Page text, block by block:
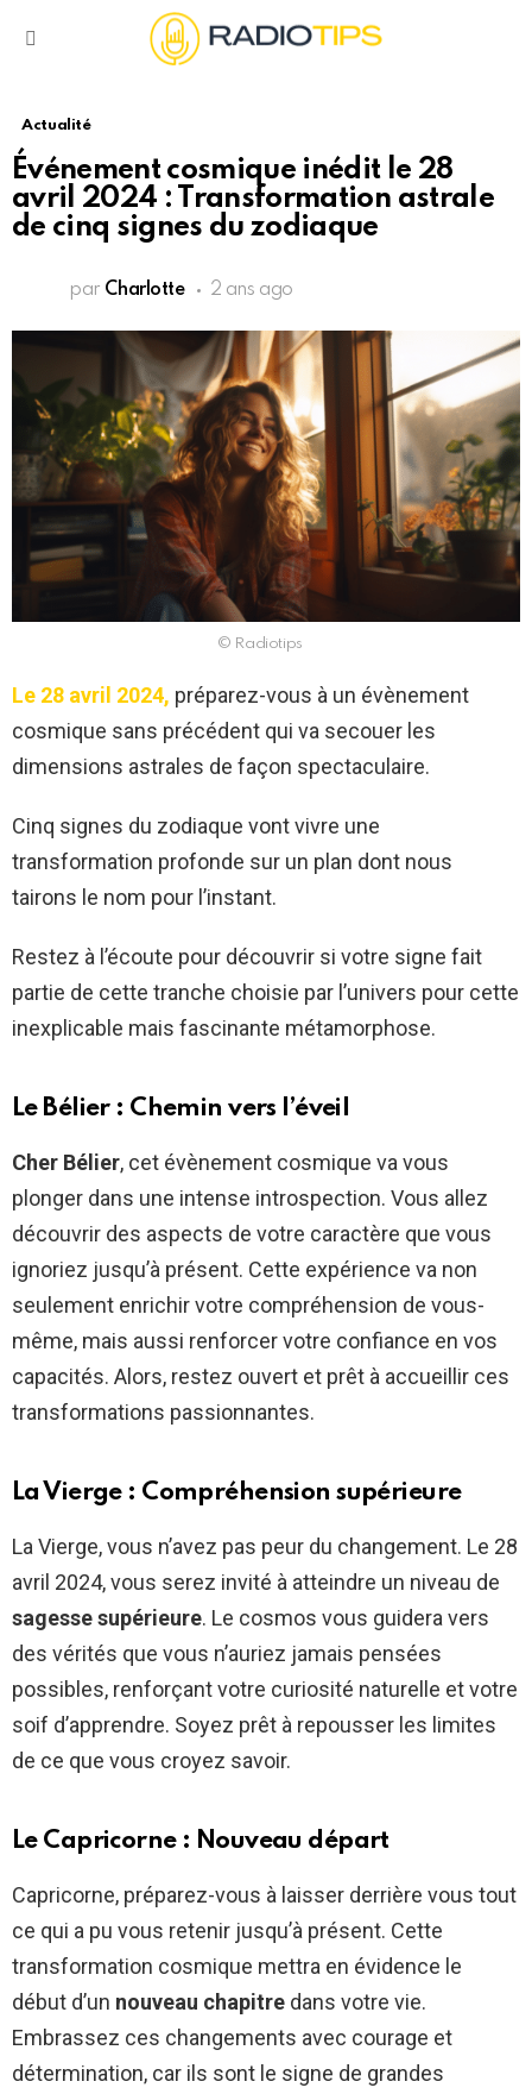
Actualité
Événement cosmique inédit le 28
avril 2024 : Transformation astrale
de cinq signes du zodiaque
par Charlotte 2 ans ago
© Radiotips
Le 28 avril 2024, préparez-vous à un évènement
cosmique sans précédent qui va secouer les
dimensions astrales de façon spectaculaire.
Cinq signes du zodiaque vont vivre une
transformation profonde sur un plan dont nous
tairons le nom pour l’instant.
Restez à l’écoute pour découvrir si votre signe fait
partie de cette tranche choisie par l’univers pour cette
inexplicable mais fascinante métamorphose.
Le Bélier : Chemin vers l’éveil
Cher Bélier, cet évènement cosmique va vous
plonger dans une intense introspection. Vous allez
découvrir des aspects de votre caractère que vous
ignoriez jusqu’à présent. Cette expérience va non
seulement enrichir votre compréhension de vous-
même, mais aussi renforcer votre confiance en vos
capacités. Alors, restez ouvert et prêt à accueillir ces
transformations passionnantes.
La Vierge : Compréhension supérieure
La Vierge, vous n’avez pas peur du changement. Le 28
avril 2024, vous serez invité à atteindre un niveau de
sagesse supérieure. Le cosmos vous guidera vers
des vérités que vous n’auriez jamais pensées
possibles, renforçant votre curiosité naturelle et votre
soif d’apprendre. Soyez prêt à repousser les limites
de ce que vous croyez savoir.
Le Capricorne : Nouveau départ
Capricorne, préparez-vous à laisser derrière vous tout
ce qui a pu vous retenir jusqu’à présent. Cette
transformation cosmique mettra en évidence le
début d’un nouveau chapitre dans votre vie.
Embrassez ces changements avec courage et
détermination, car ils sont le signe de grandes